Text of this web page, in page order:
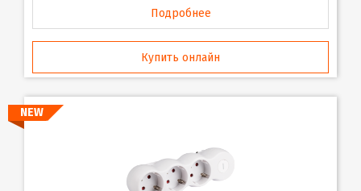
Подробнее
Купить онлайн
NEW